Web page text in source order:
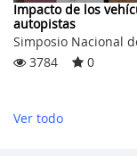
Impacto de los
autopistas
Simposio Nacional
3784
0
Ver todo